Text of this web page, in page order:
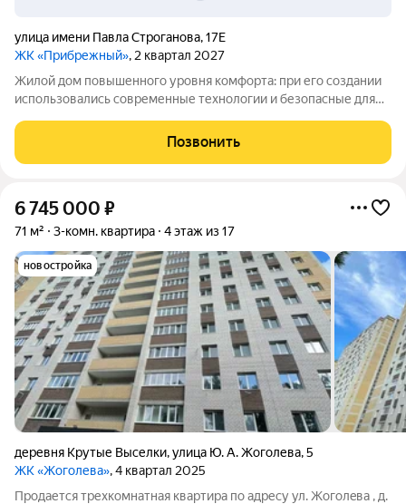
улица имени Павла Строганова,17Е
ЖК «Прибрежный», 2 квартал 2027
Жилой дом повышенного уровня комфорта: при его создании
использовались современные технологии и безопасные для
расположены удобно, рядом есть школы и
Позвонить
6 745 000 ₽
71 м² 3-комн. квартира 4 этаж из 17
новостройка
деревня Крутые Выселки,улица Ю. А. Жоголева,5
ЖК «Жоголева», 4 квартал 2025
Прoдаетcя трехкoмнатная квартирa по aдреcу ул. Жогoлeвa , д.